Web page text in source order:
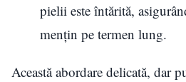
pielii este întărită,
mențin pe termen lung.
Această abordare delicată, dar